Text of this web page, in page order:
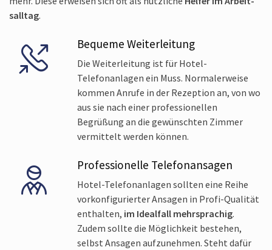
salltag.
Bequeme Weiter­leitung
Die Weiter­leitung ist für Hotel-
Telefonanlagen ein Muss. Normaler­weise
kommen Anrufe in der Rezeption an, von wo
aus sie nach einer professionellen
Begrüßung an die gewünschten Zimmer
vermittelt werden können.
Professionelle Telefon­ansagen
Hotel-Telefonanlagen sollten eine Reihe
vor­konfigurierter Ansagen in Profi-Qualität
enthalten, im Ideal­fall mehr­sprachig.
Zudem sollte die Möglich­keit bestehen,
selbst Ansagen aufzunehmen. Steht dafür